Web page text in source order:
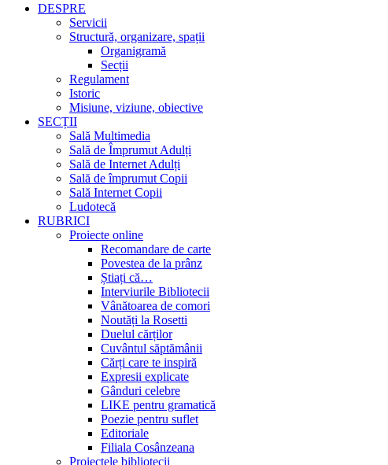
DESPRE
Servicii
Structură, organizare, spații
Organigramă
Secții
Regulament
Istoric
Misiune, viziune, obiective
SECȚII
Sală Multimedia
Sală de Împrumut Adulți
Sală de Internet Adulți
Sală de împrumut Copii
Sală Internet Copii
Ludotecă
RUBRICI
Proiecte online
Recomandare de carte
Povestea de la prânz
Știați că…
Interviurile Bibliotecii
Vânătoarea de comori
Noutăți la Rosetti
Duelul cărților
Cuvântul săptămânii
Cărți care te inspiră
Expresii explicate
Gânduri celebre
LIKE pentru gramatică
Poezie pentru suflet
Editoriale
Filiala Cosânzeana
Proiectele bibliotecii